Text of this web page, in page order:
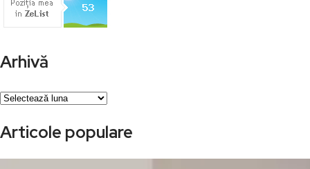
Arhivă
Arhivă
Articole populare